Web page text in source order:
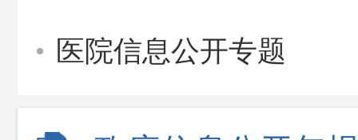
医院信息公开专题